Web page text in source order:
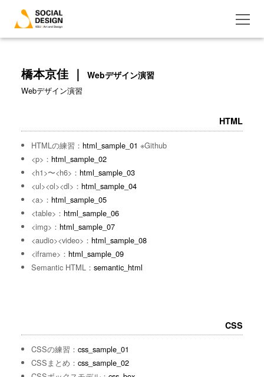
橋本京佳 ｜ Webデザイン演習
Webデザイン演習
HTML
HTMLの練習：html_sample_01 ※Github
<p>：html_sample_02
<h1>〜<h6>：html_sample_03
<ul><ol><dl>：html_sample_04
<a>：html_sample_05
<table>：html_sample_06
<img>：html_sample_07
<audio><video>：html_sample_08
<iframe>：html_sample_09
Semantic HTML：semantic_html
CSS
CSSの練習：css_sample_01
CSSまとめ：css_sample_02